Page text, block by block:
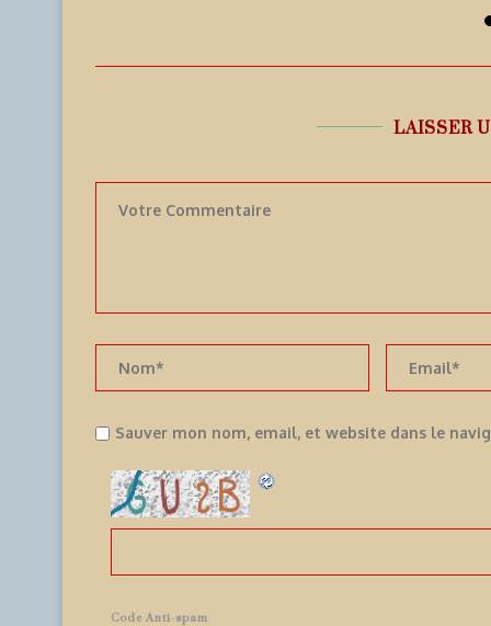
LAISSER
Sauver mon nom, email, et website dans le
Code Anti-spam